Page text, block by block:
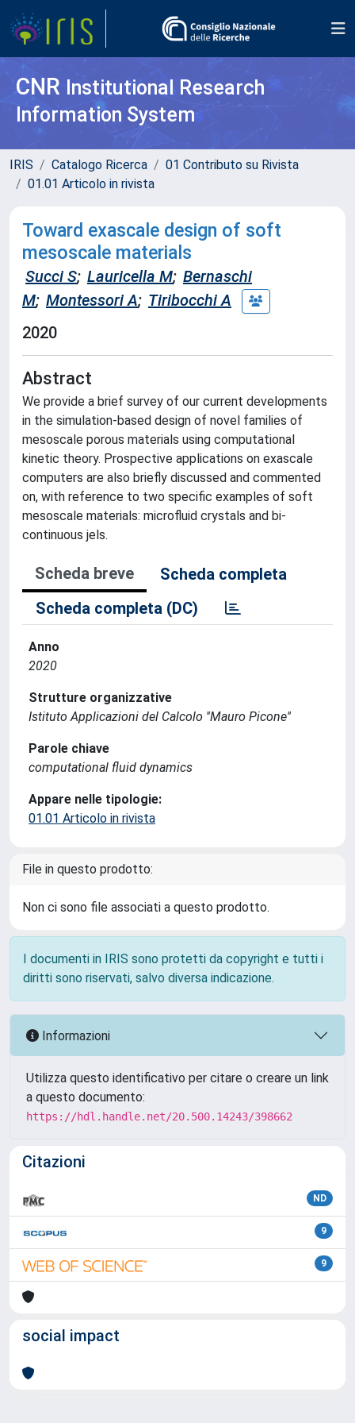
CNR Institutional Research
Information System
IRIS Catalogo Ricerca
01 Contributo su Rivista
01.01 Articolo in rivista
Toward exascale design of soft
mesoscale materials
Succi S; Lauricella M; Bernaschi
M; Montessori A; Tiribocchi A
2020
Abstract
We provide a brief survey of our current developments
in the simulation-based design of novel families of
mesoscale porous materials using computational
kinetic theory. Prospective applications on exascale
computers are also briefly discussed and commented
on, with reference to two specific examples of soft
mesoscale materials: microfluid crystals and bi-
continuous jels.
Scheda breve
Scheda completa
Scheda completa (DC)
Anno
2020
Strutture organizzative
Istituto Applicazioni del Calcolo ''Mauro Picone''
Parole chiave
computational fluid dynamics
Appare nelle tipologie:
01.01 Articolo in rivista
File in questo prodotto:
Non ci sono file associati a questo prodotto.
I documenti in IRIS sono protetti da copyright e tutti i
diritti sono riservati, salvo diversa indicazione.
Informazioni
Utilizza questo identificativo per citare o creare un link
a questo documento:
https://hdl.handle.net/20.500.14243/398662
Citazioni
ND
9
9
social impact